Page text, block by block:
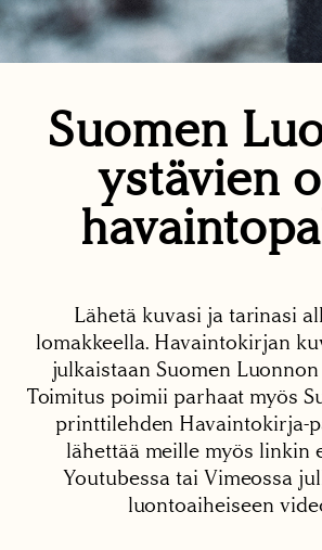
Suomen
ystävien
Lähetä kuvasi ja tarinasi
lomakkeella. Havaintokirjan
julkaistaan Suomen
Toimitus poimii parhaat myös
printtilehden Havaintokirja-
lähettää meille myös linkin
Youtubessa tai Vimeossa
luontoaiheiseen